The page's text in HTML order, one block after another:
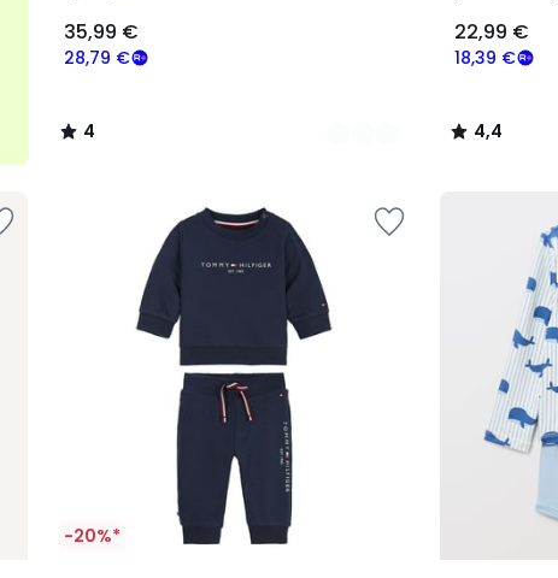
28,79 €
35,99 €
4
/
18,39 €
22,99 €
4,4
/
-20%*